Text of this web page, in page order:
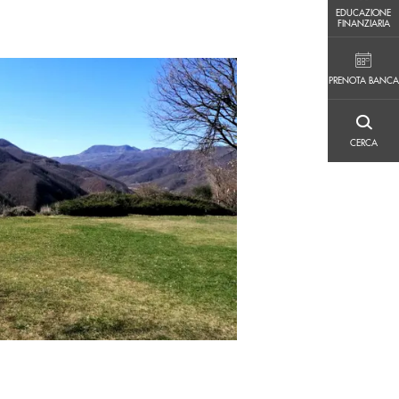
EDUCAZIONE
FINANZIARIA
PRENOTA BANCA
PRENOTA BANCA
CERCA